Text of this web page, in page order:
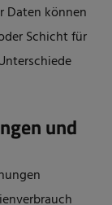
Daten können
Schicht für
und